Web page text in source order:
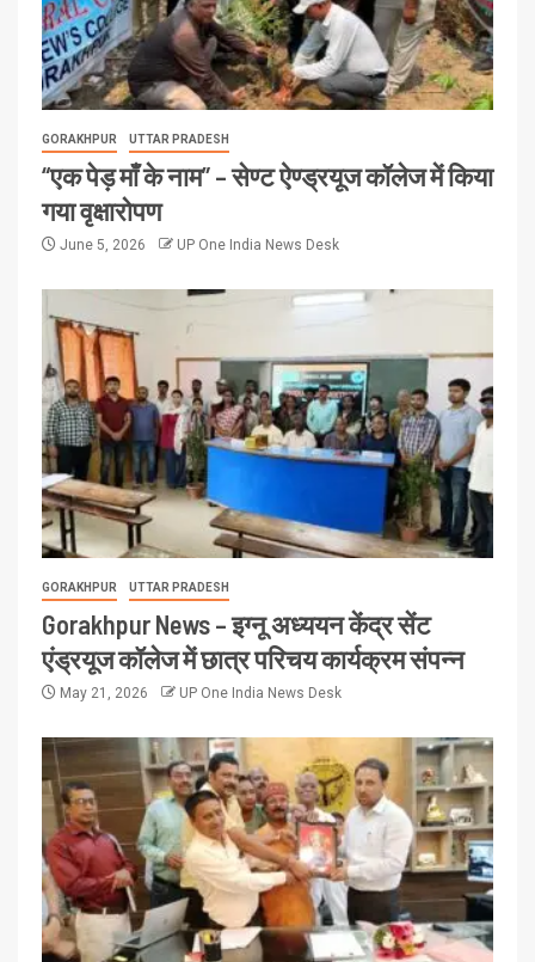
GORAKHPUR UTTAR PRADESH
“एक पेड़ माँ के नाम” – सेण्ट ऐण्ड्रयूज कॉलेज में किया
गया वृक्षारोपण
June 5, 2026 UP One India News Desk
GORAKHPUR UTTAR PRADESH
Gorakhpur News – इग्नू अध्ययन केंद्र सेंट
एंड्रयूज कॉलेज में छात्र परिचय कार्यक्रम संपन्न
May 21, 2026 UP One India News Desk